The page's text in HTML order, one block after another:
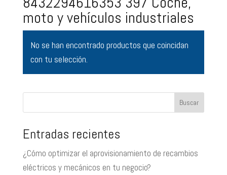
moto y vehículos industriales
No se han encontrado productos que coincidan
con tu selección.
Buscar
Entradas recientes
¿Cómo optimizar el aprovisionamiento de recambios
eléctricos y mecánicos en tu negocio?